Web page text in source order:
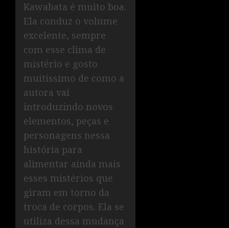
Kawabata é muito boa.
Ela conduz o volume
excelente, sempre
com esse clima de
mistério e gosto
muitíssimo de como a
autora vai
introduzindo novos
elementos, peças e
personagens nessa
história para
alimentar ainda mais
esses mistérios que
giram em torno da
troca de corpos. Ela se
utiliza dessa mudança